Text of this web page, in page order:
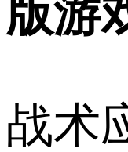
版游
战术